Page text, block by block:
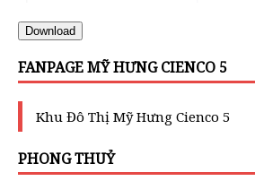
Download
FANPAGE MỸ HƯNG CIENCO 5
Khu Đô Thị Mỹ Hưng Cienco 5
PHONG THUỶ